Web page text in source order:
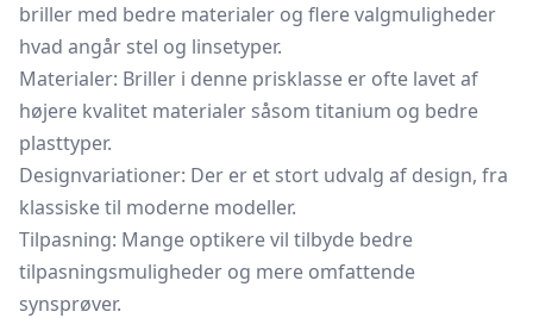
briller med bedre materialer og flere valgmuligheder
hvad angår stel og linsetyper.
Materialer: Briller i denne prisklasse er ofte lavet af
højere kvalitet materialer såsom titanium og bedre
plasttyper.
Designvariationer: Der er et stort udvalg af design, fra
klassiske til moderne modeller.
Tilpasning: Mange optikere vil tilbyde bedre
tilpasningsmuligheder og mere omfattende
synsprøver.